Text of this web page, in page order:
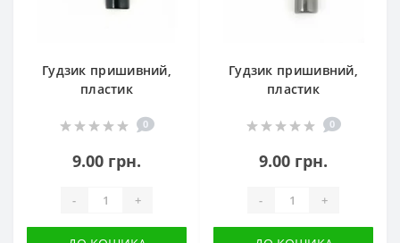
Гудзик пришивний,
пластик
0
9.00 грн.
- +
Гудзик пришивний,
пластик
0
9.00 грн.
- +